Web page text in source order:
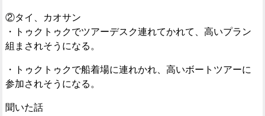
②タイ、カオサン
・トゥクトゥクでツアーデスク連れてかれて、高いプラン
組まされそうになる。
・トゥクトゥクで船着場に連れかれ、高いボートツアーに
参加されそうになる。
聞いた話